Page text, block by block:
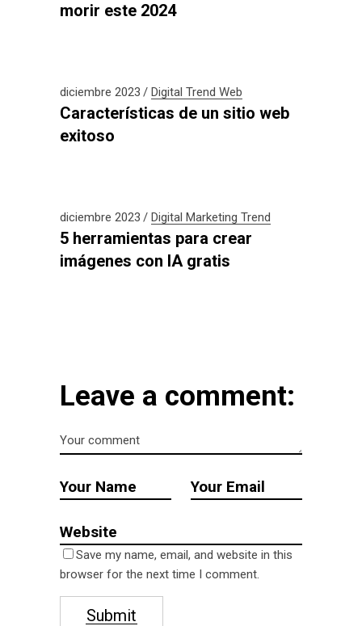
morir este 2024
diciembre 2023 Digital Trend Web
Características de un sitio web
exitoso
diciembre 2023 Digital Marketing Trend
5 herramientas para crear
imágenes con IA gratis
Leave a comment:
Save my name, email, and website in this
browser for the next time I comment.
Submit